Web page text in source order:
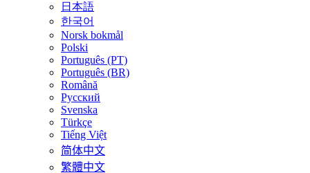
日本語
한국어
Norsk bokmål
Polski
Português (PT)
Português (BR)
Română
Русский
Svenska
Türkçe
Tiếng Việt
简体中文
繁體中文